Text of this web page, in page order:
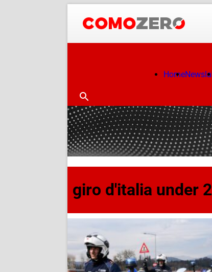
Home
giro d'italia under